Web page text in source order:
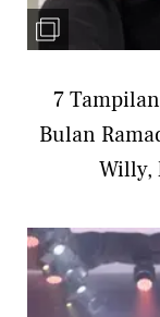
7
Bulan
Willy,